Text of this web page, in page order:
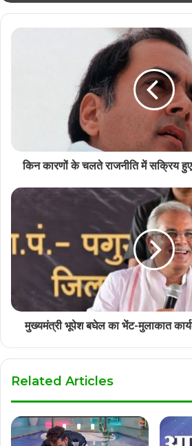
किन कारणों के चलते राजनीति में सक्रिय हुए
मुख्यमंत्री भूपेश बघेल का भेंट-मुलाकात
Related Articles